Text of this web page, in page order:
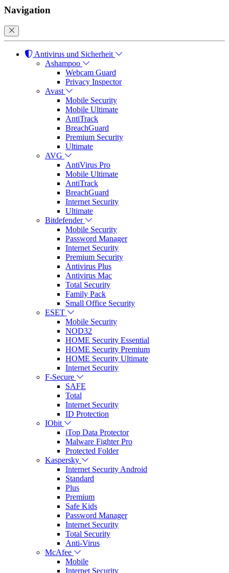
Navigation
Antivirus und Sicherheit
Ashampoo
Webcam Guard
Privacy Inspector
Avast
Mobile Security
Mobile Ultimate
AntiTrack
BreachGuard
Premium Security
Ultimate
AVG
AntiVirus Pro
Mobile Ultimate
AntiTrack
BreachGuard
Internet Security
Ultimate
Bitdefender
Mobile Security
Password Manager
Internet Security
Premium Security
Antivirus Plus
Antivirus Mac
Total Security
Family Pack
Small Office Security
ESET
Mobile Security
NOD32
HOME Security Essential
HOME Security Premium
HOME Security Ultimate
Internet Security
F-Secure
SAFE
Total
Internet Security
ID Protection
IObit
iTop Data Protector
Malware Fighter Pro
Protected Folder
Kaspersky
Internet Security Android
Standard
Plus
Premium
Safe Kids
Password Manager
Internet Security
Total Security
Anti-Virus
McAfee
Mobile
Internet Security